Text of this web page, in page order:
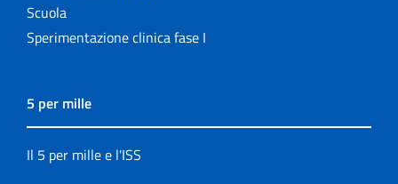
Scuola
Sperimentazione clinica fase I
5 per mille
Il 5 per mille e l'ISS